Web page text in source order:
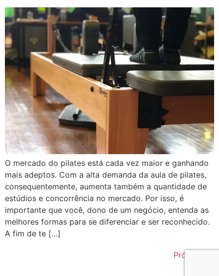
O mercado do pilates está cada vez maior e ganhando
mais adeptos. Com a alta demanda da aula de pilates,
consequentemente, aumenta também a quantidade de
estúdios e concorrência no mercado. Por isso, é
importante que você, dono de um negócio, entenda as
melhores formas para se diferenciar e ser reconhecido.
A fim de te […]
Próximo